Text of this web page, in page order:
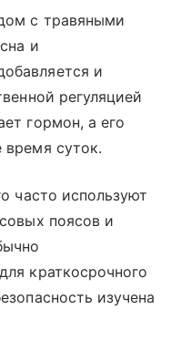
с травяными
и
и
регуляцией
гормон, а его
суток.
часто используют
поясов и
краткосрочного
изучена